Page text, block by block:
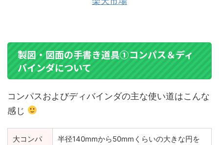
製図・図面の手書き道具➀コンパス＆ディ
バインダについて
コンパスおよびディバインダの主な使い道はこんな
感じ
大コンパ
半径140mmから50mmくらいの大きな円を